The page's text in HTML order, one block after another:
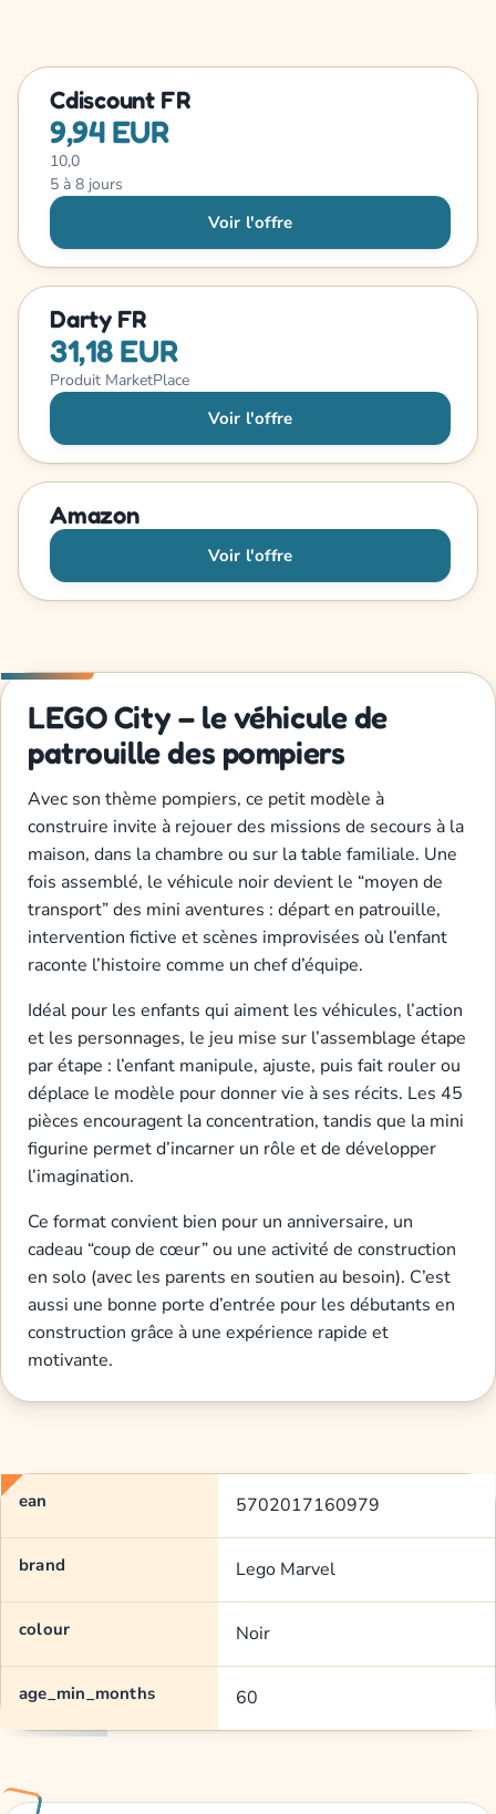
Cdiscount FR
9,94 EUR
10,0
5 à 8 jours
Voir l'offre
Darty FR
31,18 EUR
Produit MarketPlace
Voir l'offre
Amazon
Voir l'offre
LEGO City – le véhicule de
patrouille des pompiers
Avec son thème pompiers, ce petit modèle à
construire invite à rejouer des missions de secours à la
maison, dans la chambre ou sur la table familiale. Une
fois assemblé, le véhicule noir devient le “moyen de
transport” des mini aventures : départ en patrouille,
intervention fictive et scènes improvisées où l’enfant
raconte l’histoire comme un chef d’équipe.
Idéal pour les enfants qui aiment les véhicules, l’action
et les personnages, le jeu mise sur l’assemblage étape
par étape : l’enfant manipule, ajuste, puis fait rouler ou
déplace le modèle pour donner vie à ses récits. Les 45
pièces encouragent la concentration, tandis que la mini
figurine permet d’incarner un rôle et de développer
l’imagination.
Ce format convient bien pour un anniversaire, un
cadeau “coup de cœur” ou une activité de construction
en solo (avec les parents en soutien au besoin). C’est
aussi une bonne porte d’entrée pour les débutants en
construction grâce à une expérience rapide et
motivante.
ean 5702017160979
brand Lego Marvel
colour Noir
age_min_months 60